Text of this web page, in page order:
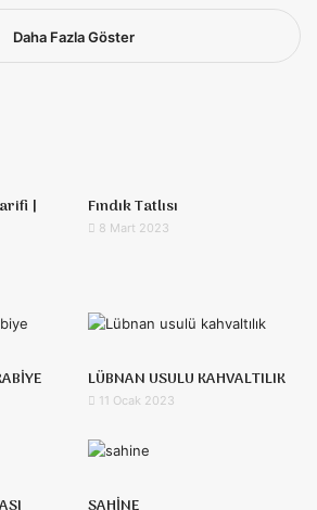
Daha Fazla Göster
|
Fındık Tatlısı
8 Mart 2023
LÜBNAN USULU KAHVALTILIK
11 Ocak 2023